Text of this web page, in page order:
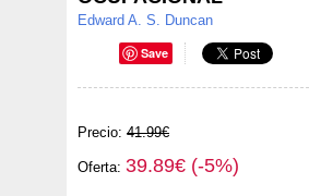
Edward A. S. Duncan
Save
Precio: 41.99€
Oferta: 39.89€ (-5%)